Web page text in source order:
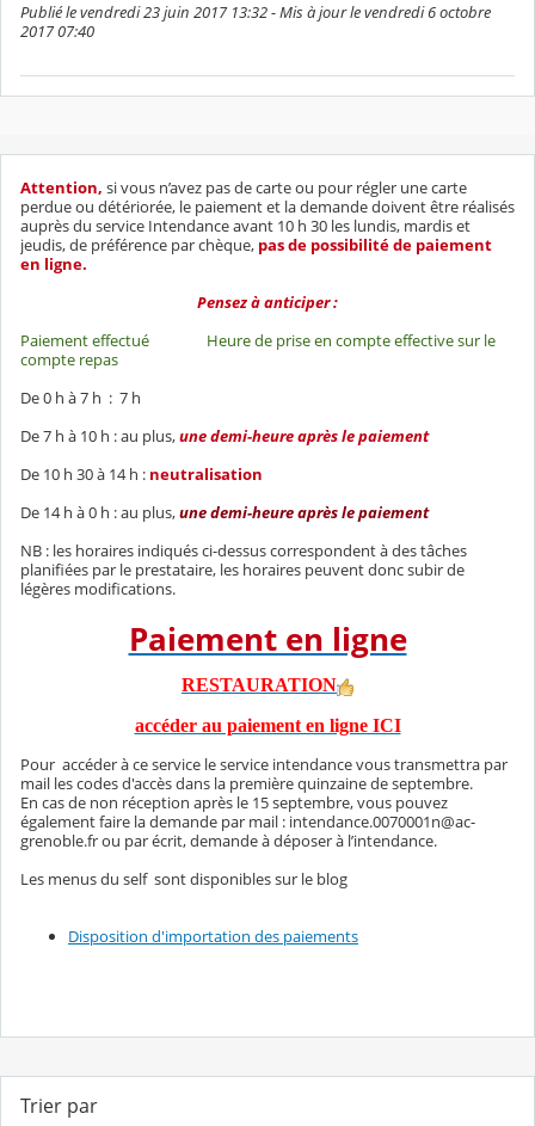
Publié le vendredi 23 juin 2017 13:32 - Mis à jour le vendredi 6 octobre
2017 07:40
Attention, si vous n’avez pas de carte ou pour régler une carte
perdue ou détériorée, le paiement et la demande doivent être réalisés
auprès du service Intendance avant 10 h 30 les lundis, mardis et
jeudis, de préférence par chèque, pas de possibilité de paiement
en ligne.
Pensez à anticiper :
Paiement effectué Heure de prise en compte effective sur le
compte repas
De 0 h à 7 h : 7 h
De 7 h à 10 h : au plus,une demi-heure après le paiement
De 10 h 30 à 14 h : neutralisation
De 14 h à 0 h : au plus,une demi-heure après le paiement
NB : les horaires indiqués ci-dessus correspondent à des tâches
planifiées par le prestataire, les horaires peuvent donc subir de
légères modifications.
Paiement en ligne
RESTAURATION
accéder au paiement en ligne ICI
Pour accéder à ce service le service intendance vous transmettra par
mail les codes d'accès dans la première quinzaine de septembre.
En cas de non réception après le 15 septembre, vous pouvez
également faire la demande par mail : intendance.0070001n@ac-
grenoble.fr ou par écrit, demande à déposer à l’intendance.
Les menus du self sont disponibles sur le blog
Disposition d'importation des paiements
Trier par